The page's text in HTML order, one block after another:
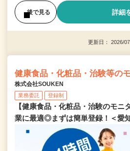
後で見る 詳細
更新日： 2026/
健康食品・化粧品・治験等の
株式会社SOUKEN
業務委託 登録制
【健康食品・化粧品・治験のモニ
業に最適◎まずは簡単登録！＜愛